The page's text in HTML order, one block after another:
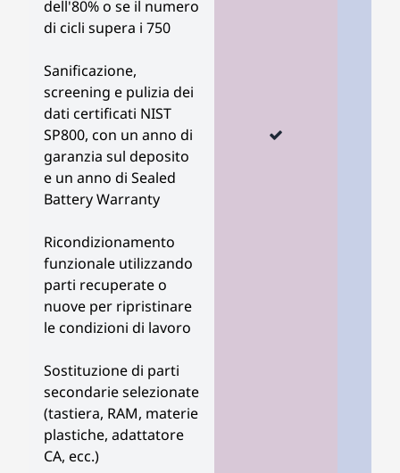
dell'80% o se il numero
di cicli supera i 750
Sanificazione,
screening e pulizia dei
dati certificati NIST
SP800, con un anno di
garanzia sul deposito
e un anno di Sealed
Battery Warranty
Ricondizionamento
funzionale utilizzando
parti recuperate o
nuove per ripristinare
le condizioni di lavoro
Sostituzione di parti
secondarie selezionate
(tastiera, RAM, materie
plastiche, adattatore
CA, ecc.)